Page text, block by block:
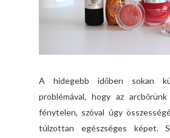
A hidegebb időben sokan
problémával, hogy az
fénytelen, szóval úgy
túlzottan egészséges képet.